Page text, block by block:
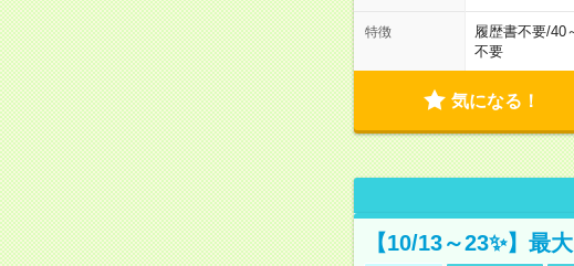
特徴 履歴書不要/40
不要
気になる！
【10/13～23✨】最